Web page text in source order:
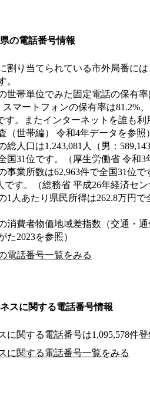
の電話番号情報
割り当てられている市外局番には
。
世帯単位でみた固定電話の保有
スマートフォンの保有率は81.2%
す。またインターネットを誰も
（世帯編） 令和4年データを参照）
総人口は1,243,081人（男：
国31位です。（厚生労働省 令和3
事業所数は62,963件で全国31位
です。（総務省 平成26年経済セン
1人あたり県民所得は262.8万円
消費者物価地域差指数（交通・
た2023を参照）
電話番号一覧をみる
スに関する電話番号情報
に関する電話番号は1,095,578件登
に関する電話番号一覧をみる